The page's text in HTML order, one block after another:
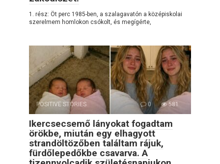
1. rész: Öt perc 1985-ben, a szalagavatón a középiskolai
szerelmem homlokon csókolt, és megígérte,
POSITIVE STORIES 0 581
Ikercsecsemő lányokat fogadtam
örökbe, miután egy elhagyott
strandöltözőben találtam rájuk,
fürdőlepedőkbe csavarva. A